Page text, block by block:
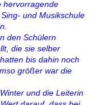
hervorragende
und Musikschule
den Schülern
die sie selber
bis dahin noch
größer war die
und die Leiterin